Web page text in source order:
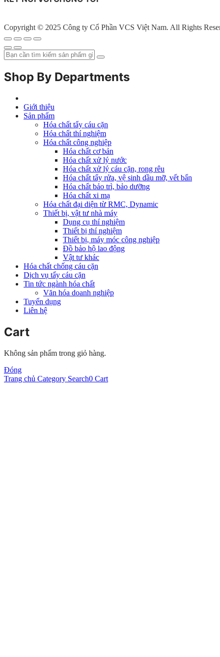
Copyright © 2025 Công ty Cổ Phần VCS Việt Nam. All Rights
Shop By Departments
Giới thiệu
Sản phẩm
Hóa chất tẩy cáu cặn
Hóa chất thí nghiệm
Hóa chất công nghiệp
Hóa chất cơ bản
Hóa chất xử lý nước
Hóa chất xử lý cáu cặn, rong rêu
Hóa chất tẩy rửa, vệ sinh dầu mỡ, vết bẩn
Hóa chất bảo trì, bảo dưỡng
Hóa chất xi mạ
Hóa chất đại diện từ RMC, Dynamic
Thiết bị, vật tư nhà máy
Dụng cụ thí nghiệm
Thiết bị thí nghiệm
Thiết bị, máy móc công nghiệp
Đồ bảo hộ lao động
Vật tư khác
Hóa chất chống cáu cặn
Dịch vụ tẩy cáu cặn
Tin tức ngành hóa chất
Văn hóa doanh nghiệp
Tuyển dụng
Liên hệ
Cart
Không sản phẩm trong giỏ hàng.
Đóng
Trang chủ Category Search0 Cart